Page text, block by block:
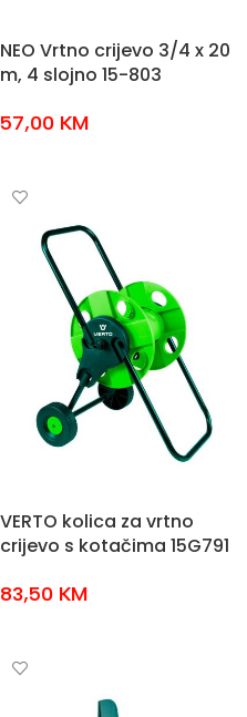
NEO Vrtno crijevo 3/4 x 20
m, 4 slojno 15-803
57,00 KM
VERTO kolica za vrtno
crijevo s kotačima 15G791
83,50 KM